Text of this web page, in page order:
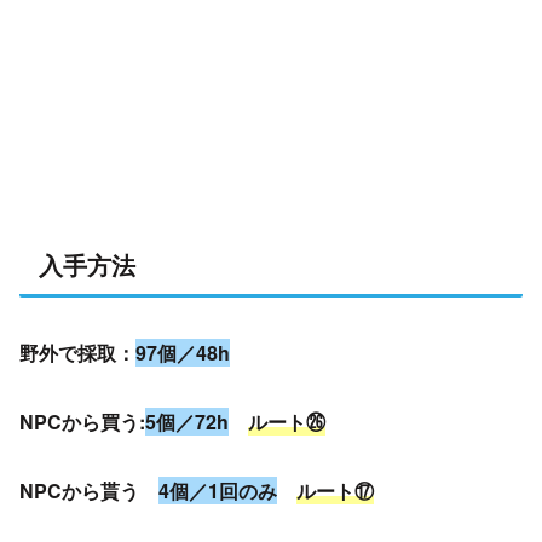
入手方法
野外で採取： 97個／48h
NPCから買う:5個／72h ルート㉖
NPCから貰う 4個／1回のみ ルート⑰